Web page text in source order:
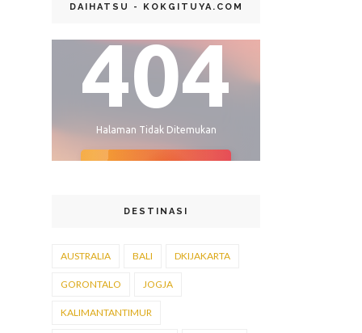
DAIHATSU - KOKGITUYA.COM
DESTINASI
AUSTRALIA BALI DKIJAKARTA
GORONTALO JOGJA
KALIMANTANTIMUR